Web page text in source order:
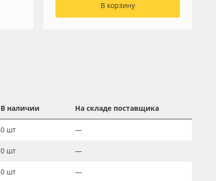
В корзину
В наличии На складе поставщика
0 шт —
0 шт —
0 шт —